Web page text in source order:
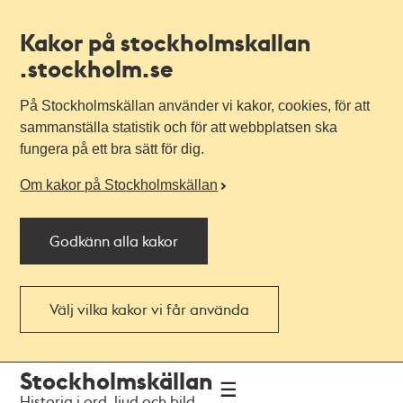
Kakor på stockholmskallan
.stockholm.se
På Stockholmskällan använder vi kakor, cookies, för att
sammanställa statistik och för att webbplatsen ska
fungera på ett bra sätt för dig.
Om kakor på Stockholmskällan
Godkänn alla kakor
Välj vilka kakor vi får använda
navigationen
huvudinnehållet
Stockholmskällan